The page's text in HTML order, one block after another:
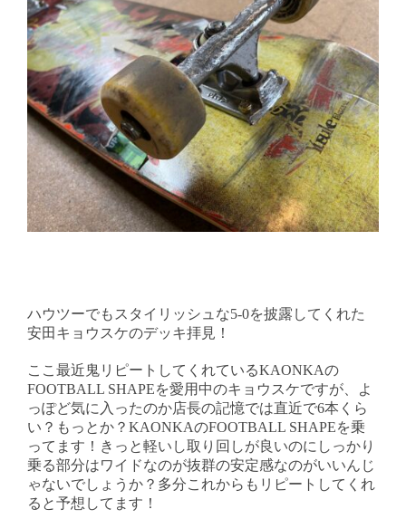
ハウツーでもスタイリッシュな5-0を披露してくれた
安田キョウスケのデッキ拝見！
ここ最近鬼リピートしてくれているKAONKAの
FOOTBALL SHAPEを愛用中のキョウスケですが、よ
っぽど気に入ったのか店長の記憶では直近で6本くら
い？もっとか？KAONKAのFOOTBALL SHAPEを乗
ってます！きっと軽いし取り回しが良いのにしっかり
乗る部分はワイドなのが抜群の安定感なのがいいんじ
ゃないでしょうか？多分これからもリピートしてくれ
ると予想してます！